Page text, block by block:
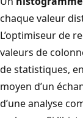
chaque valeur
L’optimiseur de
valeurs de
de statistiques,
moyen d’un
d’une analyse